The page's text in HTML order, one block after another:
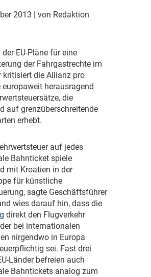
2013
| von Redaktion
EU-Pläne für eine
der Fahrgastrechte im
kritisiert die Allianz pro
europaweit herausragend
die
auf grenzüberschreitende
erhebt.
auf jedes
Bahnticket spiele
mit Kroatien in der
für künstliche
sagte Geschäftsführer
wies darauf hin, dass die
direkt den Flugverkehr
bei internationalen
nirgendwo in Europa
sei. Fast drei
Länder befreien auch
Bahntickets analog zum